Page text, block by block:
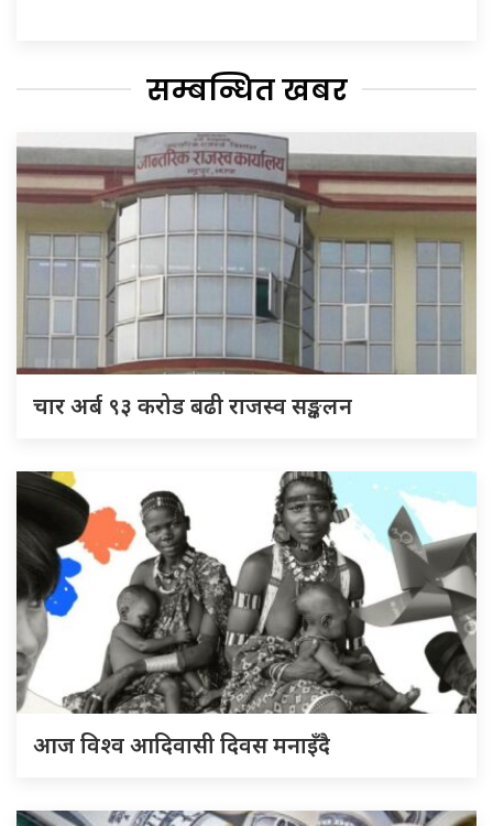
सम्बन्धित खबर
चार अर्ब ९३ करोड बढी राजस्व सङ्कलन
आज विश्व आदिवासी दिवस मनाइँदै